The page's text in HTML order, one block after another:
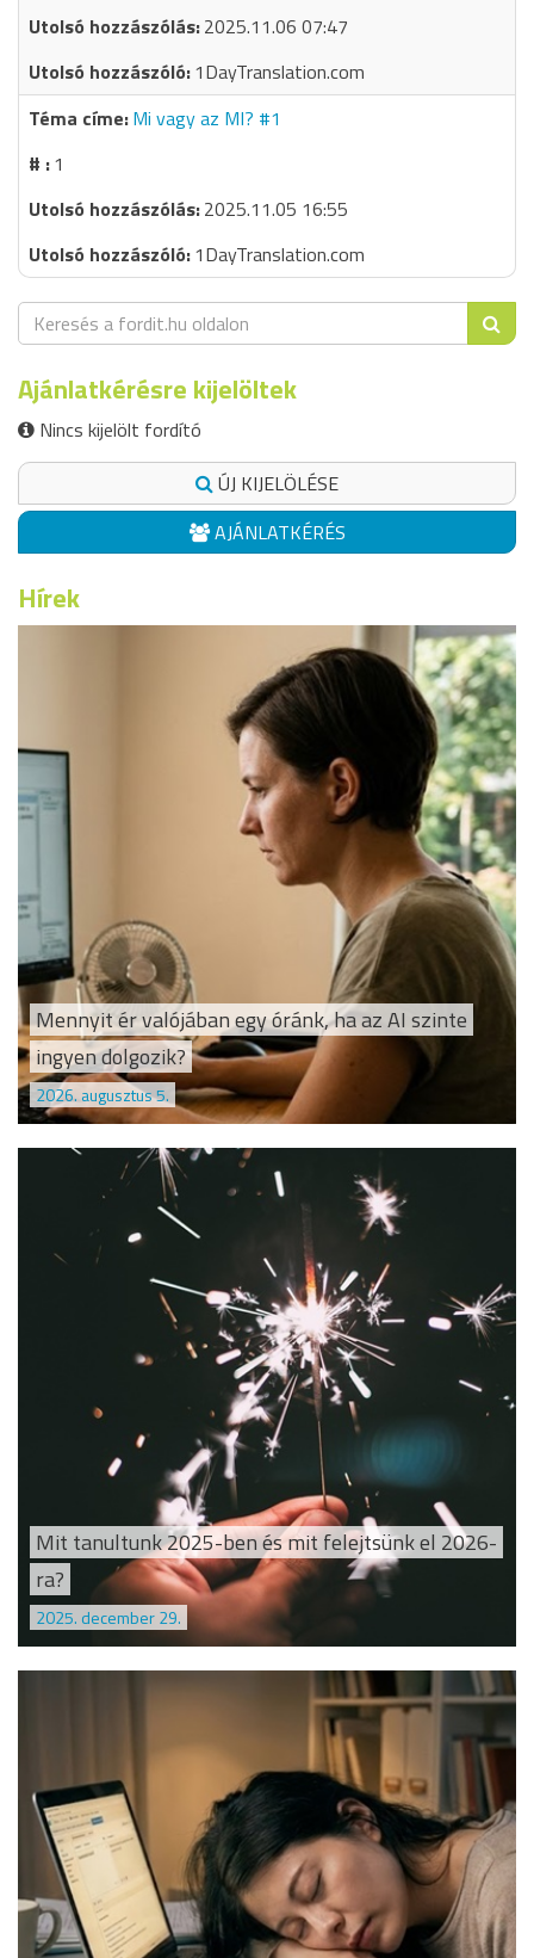
2025.11.06 07:47
1DayTranslation.com
Mi vagy az MI? #1
1
2025.11.05 16:55
1DayTranslation.com
Ajánlatkérésre kijelöltek
Nincs kijelölt fordító
ÚJ KIJELÖLÉSE
AJÁNLATKÉRÉS
Hírek
Mennyit ér valójában egy óránk, ha az AI szinte
ingyen dolgozik?
2026. augusztus 5.
Mit tanultunk 2025-ben és mit felejtsünk el 2026-
ra?
2025. december 29.